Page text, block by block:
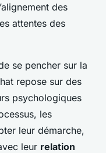
des
attentes des
se pencher sur la
repose sur des
psychologiques
les
leur démarche,
leur relation